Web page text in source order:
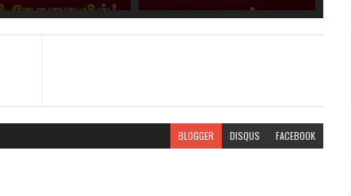
BLOGGER DISQUS FACEBOOK